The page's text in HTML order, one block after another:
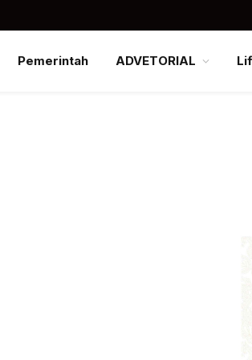
Pemerintah ADVETORIAL